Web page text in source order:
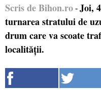
Scris de Bihon.ro - Joi,
turnarea stratului de
drum care va scoate
localității.